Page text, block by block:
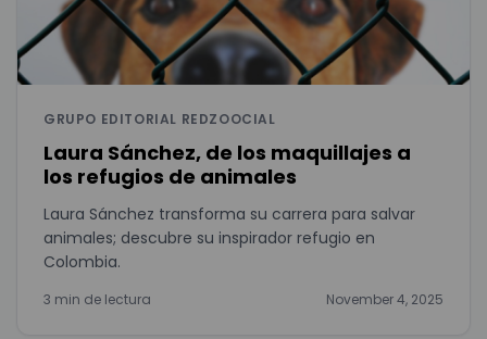
GRUPO EDITORIAL REDZOOCIAL
Laura Sánchez, de los maquillajes a
los refugios de animales
Laura Sánchez transforma su carrera para salvar
animales; descubre su inspirador refugio en
Colombia.
3 min de lectura November 4, 2025